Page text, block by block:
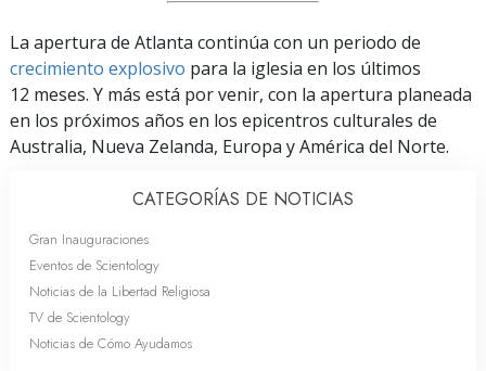
La apertura de Atlanta continúa con un periodo de
crecimiento explosivo para la iglesia en los últimos
12 meses. Y más está por venir, con la apertura planeada
en los próximos años en los epicentros culturales de
Australia, Nueva Zelanda, Europa y América del Norte.
CATEGORÍAS DE NOTICIAS
Gran Inauguraciones
Eventos de Scientology
Noticias de la Libertad Religiosa
TV de Scientology
Noticias de Cómo Ayudamos